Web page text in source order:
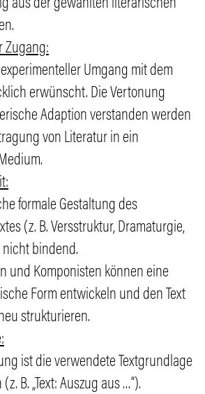
Zugang:
Umgang mit dem
erwünscht. Die Vertonung
Adaption verstanden werden
von Literatur in ein
formale Gestaltung des
(z. B. Versstruktur, Dramaturgie,
bindend.
und Komponisten können eine
Form entwickeln und den Text
strukturieren.
ist die verwendete Textgrundlage
B. „Text: Auszug aus …“).